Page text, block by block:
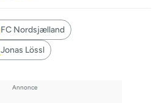
FC Nordsjælland
Jonas Lössl